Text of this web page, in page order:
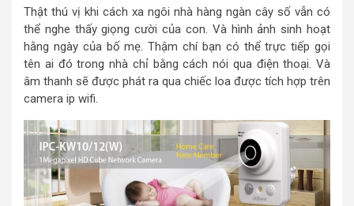
Thật thú vị khi cách xa ngôi nhà hàng ngàn cây số vẫn có
thể nghe thấy giọng cười của con. Và hình ảnh sinh hoạt
hằng ngày của bố mẹ. Thậm chí bạn có thể trực tiếp gọi
tên ai đó trong nhà chỉ bằng cách nói qua điện thoại. Và
âm thanh sẽ được phát ra qua chiếc loa được tích hợp trên
camera ip wifi.